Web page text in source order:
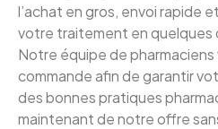
l’achat en gros, envoi rapide
votre traitement en quelques
Notre équipe de
commande afin de garantir
des bonnes pratiques
maintenant de notre offre